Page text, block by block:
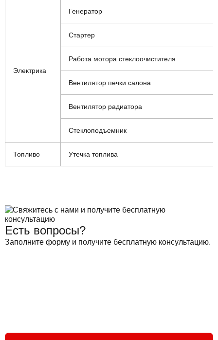
Электрика
Генератор
Стартер
Работа мотора стеклоочистителя
Вентилятор печки салона
Вентилятор радиатора
Стеклоподъемник
Топливо Утечка топлива
Есть вопросы?
Заполните форму и получите бесплатную консультацию.